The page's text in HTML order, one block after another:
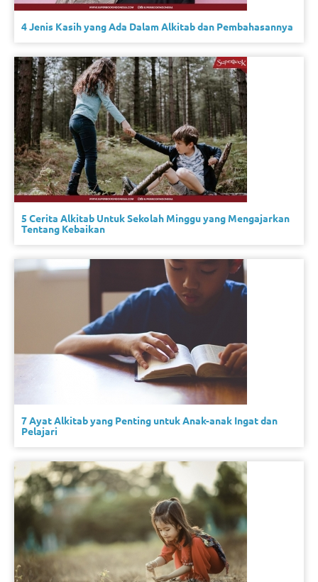
4 Jenis Kasih yang Ada Dalam Alkitab dan Pembahasannya
5 Cerita Alkitab Untuk Sekolah Minggu yang Mengajarkan
Tentang Kebaikan
7 Ayat Alkitab yang Penting untuk Anak-anak Ingat dan
Pelajari